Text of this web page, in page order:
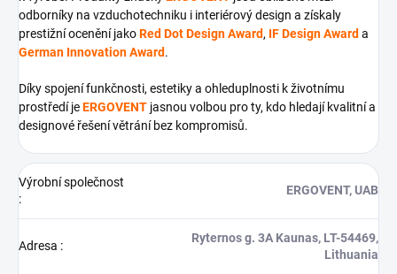
odborníky na vzduchotechniku i interiérový design a získaly
prestižní ocenění jakoRed Dot Design Award, IF Design Award a
German Innovation Award.
Díky spojení funkčnosti, estetiky a ohleduplnosti k životnímu
prostředí jeERGOVENT jasnou volbou pro ty, kdo hledají kvalitní a
designové řešení větrání bez kompromisů.
Výrobní společnost
:
ERGOVENT, UAB
Adresa :
Ryternos g. 3A Kaunas, LT-54469,
Lithuania